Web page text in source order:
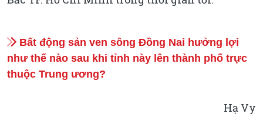
Bất động sản ven sông Đồng Nai hưởng lợi
như thế nào sau khi tỉnh này lên thành phố trực
thuộc Trung ương?
Hạ Vy